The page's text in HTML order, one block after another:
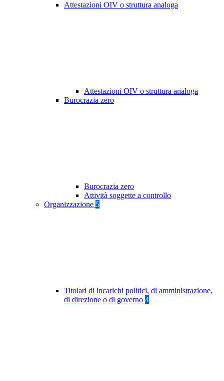
Attestazioni OIV o struttura analoga
Attestazioni OIV o struttura analoga
Burocrazia zero
Burocrazia zero
Attività soggette a controllo
Organizzazione 5
Titolari di incarichi politici, di amministrazione,
di direzione o di governo 4